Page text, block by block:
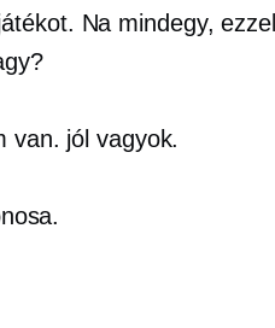
Na mindegy, ezzel
van. jól vagyok.